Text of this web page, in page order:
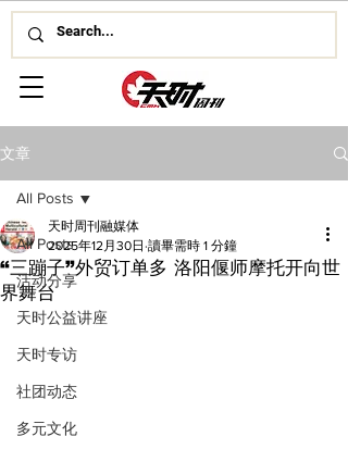
文章
All Posts
活动分享
天时公益讲座
天时专访
社团动态
多元文化
All Posts
“三蹦子”外贸订单多 洛阳偃师摩托开向世
界舞台
天时周刊融媒体
2025年12月30日 讀畢需時 1 分鐘